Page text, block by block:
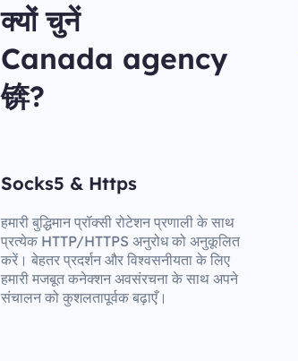
क्यों चुनें
Canada agency
锛?
Socks5 & Https
हमारी बुद्धिमान प्रॉक्सी रोटेशन प्रणाली के साथ
प्रत्येक HTTP/HTTPS अनुरोध को अनुकूलित
करें। बेहतर प्रदर्शन और विश्वसनीयता के लिए
हमारी मजबूत कनेक्शन अवसंरचना के साथ अपने
संचालन को कुशलतापूर्वक बढ़ाएँ।